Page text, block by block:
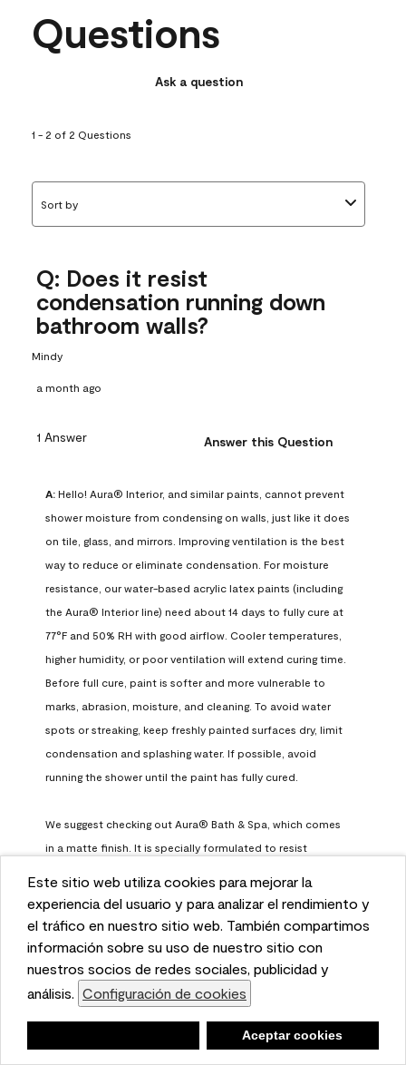
This website uses cookies to enhance user experience
and to analyze performance and traffic on our website.
We also share information about your use of our site
with our social media, advertising, and analytics
partners. Cookie Settings
Accept Cookies
Este sitio web utiliza cookies para mejorar la
experiencia del usuario y para analizar el rendimiento y
el tráfico en nuestro sitio web. También compartimos
información sobre su uso de nuestro sitio con
nuestros socios de redes sociales, publicidad y
análisis. Configuración de cookies
Aceptar cookies
Questions
Ask a question
1 - 2 of 2 Questions
Sort by
Q: Does it resist
condensation running down
bathroom walls?
Mindy
a month ago
1 Answer Answer this Question
A: Hello! Aura® Interior, and similar paints, cannot prevent
shower moisture from condensing on walls, just like it does
on tile, glass, and mirrors. Improving ventilation is the best
way to reduce or eliminate condensation. For moisture
resistance, our water-based acrylic latex paints (including
the Aura® Interior line) need about 14 days to fully cure at
77°F and 50% RH with good airflow. Cooler temperatures,
higher humidity, or poor ventilation will extend curing time.
Before full cure, paint is softer and more vulnerable to
marks, abrasion, moisture, and cleaning. To avoid water
spots or streaking, keep freshly painted surfaces dry, limit
condensation and splashing water. If possible, avoid
running the shower until the paint has fully cured.
We suggest checking out Aura® Bath & Spa, which comes
in a matte finish. It is specially formulated to resist
have enough time to fully cure before being exposed to
https://www.benjaminmoore.com/en-us/interior-exterior-
paints-stains/product-catalog/abs/aura-bath-and-spa-
paint
Benjamin Moore Support